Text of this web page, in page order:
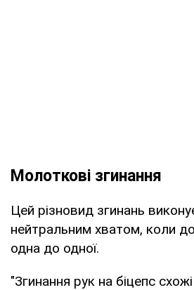
Молоткові згинання
Цей різновид згинань
нейтральним хватом, коли
одна до одної.
"Згинання рук на біцепс